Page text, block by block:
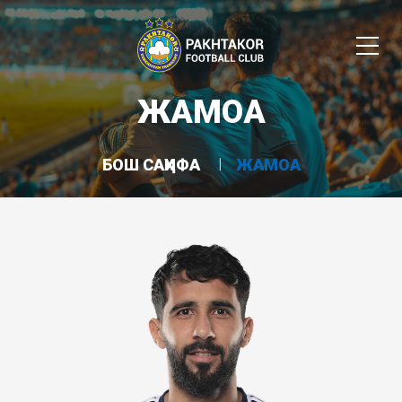
ЖАМОА
БОШ САҲИФА ЖАМОА